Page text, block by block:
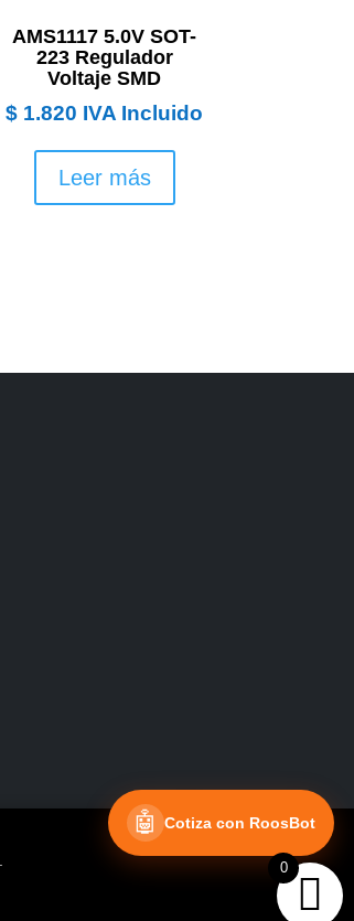
AMS1117 5.0V SOT-
223 Regulador
Voltaje SMD
$ 1.820 IVA Incluido
Leer más
🤖 Cotiza con RoosBot
0